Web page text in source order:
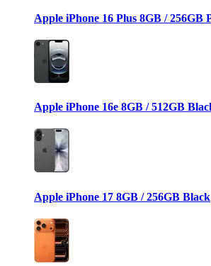
Apple iPhone 16 Plus 8GB / 256GB
Apple iPhone 16e 8GB / 512GB
Apple iPhone 17 8GB / 256GB Black